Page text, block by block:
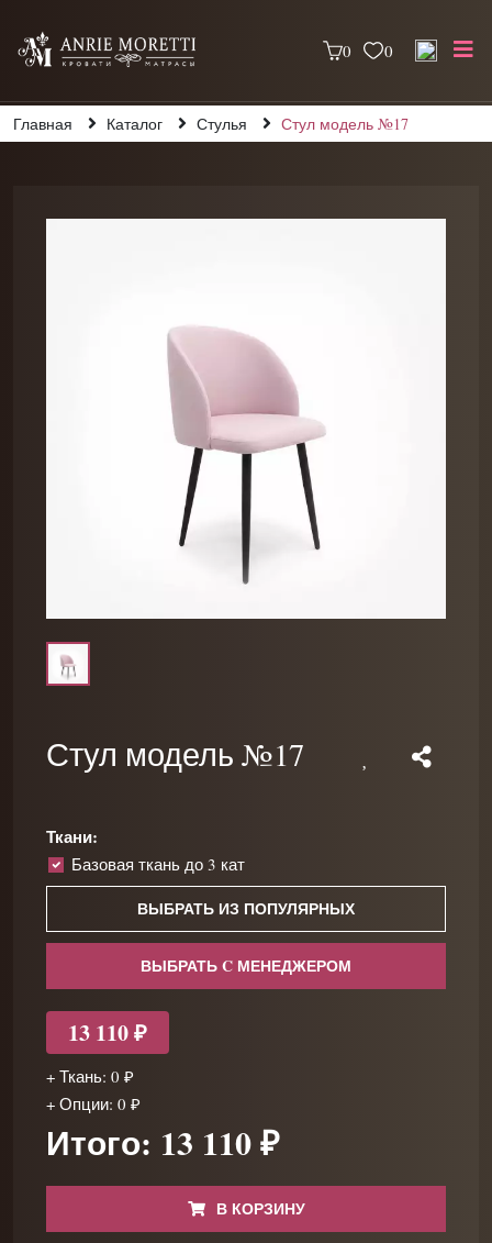
0 0
Главная Каталог Стулья Стул модель №17
Стул модель №17
Ткани:
Базовая ткань до 3 кат
ВЫБРАТЬ ИЗ ПОПУЛЯРНЫХ
ВЫБРАТЬ C МЕНЕДЖЕРОМ
13 110 ₽
+ Ткань: 0 ₽
+ Опции: 0 ₽
Итого: 13 110 ₽
В КОРЗИНУ